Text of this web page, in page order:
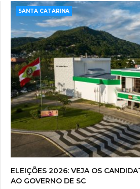
ELEIÇÕES 2026: VEJA OS
AO GOVERNO DE SC
SANTA CATARINA